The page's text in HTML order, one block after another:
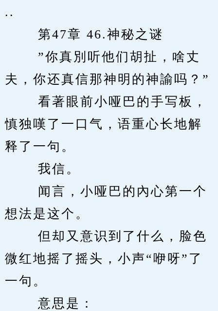
..
第47章 46.神秘之谜
”你真別听他们胡扯，啥丈
夫，你还真信那神明的神諭吗？”
看著眼前小哑巴的手写板，
慎独嘆了一口气，语重心长地解
释了一句。
我信。
闻言，小哑巴的內心第一个
想法是这个。
但却又意识到了什么，脸色
微红地摇了摇头，小声“咿呀”了
一句。
意思是：